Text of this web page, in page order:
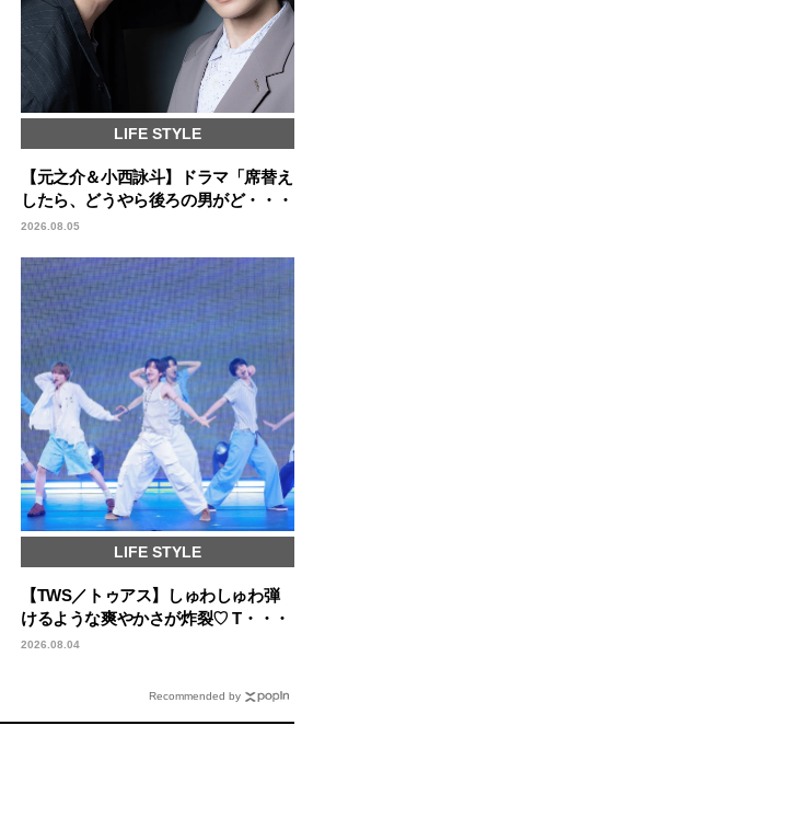
LIFE STYLE
【元之介＆小西詠斗】ドラマ「席替え
したら、どうやら後ろの男がど・・・
2026.08.05
LIFE STYLE
【TWS／トゥアス】しゅわしゅわ弾
けるような爽やかさが炸裂♡ T・・・
2026.08.04
Recommended by